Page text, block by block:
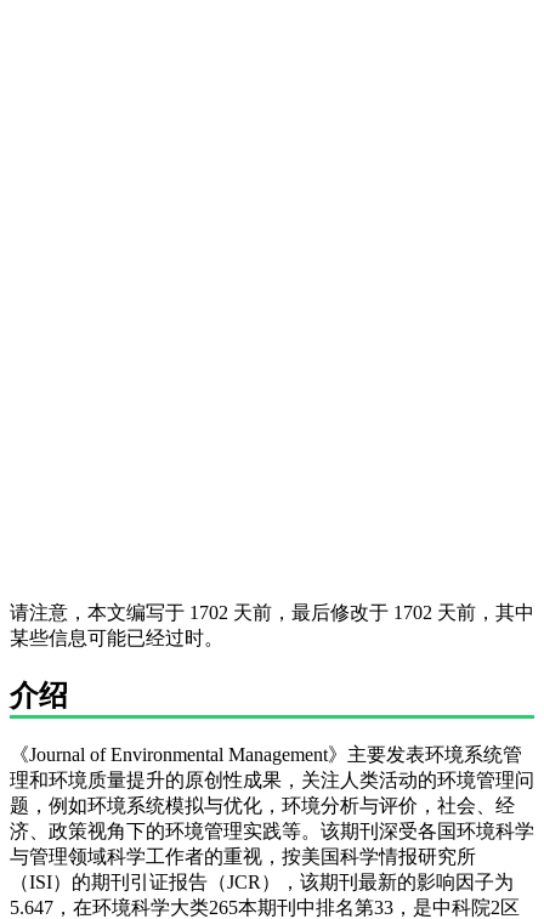
请注意，本文编写于 1702 天前，最后修改于 1702 天前，其中
某些信息可能已经过时。
介绍
《Journal of Environmental Management》主要发表环境系统管
理和环境质量提升的原创性成果，关注人类活动的环境管理问
题，例如环境系统模拟与优化，环境分析与评价，社会、经
济、政策视角下的环境管理实践等。该期刊深受各国环境科学
与管理领域科学工作者的重视，按美国科学情报研究所
（ISI）的期刊引证报告（JCR），该期刊最新的影响因子为
5.647，在环境科学大类265本期刊中排名第33，是中科院2区